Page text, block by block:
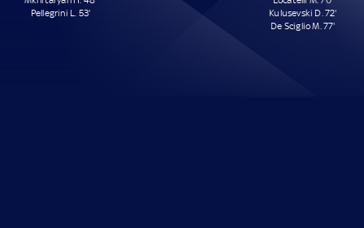
Pellegrini L. 53'
Kulusevski D. 72'
De Sciglio M. 77'